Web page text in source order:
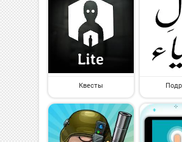
Квесты